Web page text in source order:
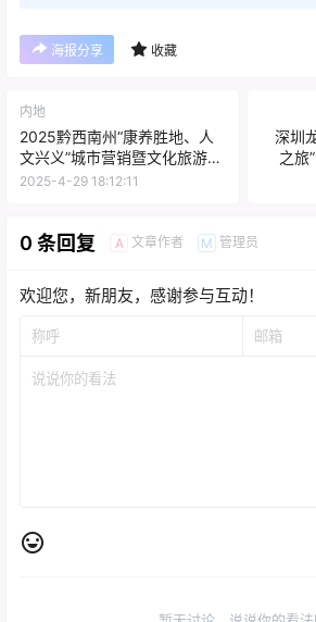
海报分享 收藏
内地
2025黔西南州“康养胜地、人
文兴义”城市营销暨文化旅游招
商推介会走进陕西西安
2025-4-29 18:12:11
深圳
之旅
0 条回复 A 文章作者 M 管理员
欢迎您，新朋友，感谢参与互动！